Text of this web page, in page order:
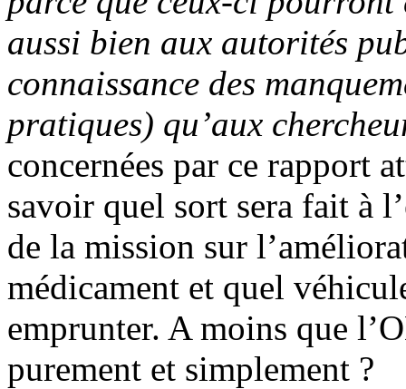
aussi bien aux autorités
connaissance des
pratiques) qu’aux
concernées par ce rapport
savoir quel sort sera fait à
de la mission sur
médicament et quel
emprunter. A moins que
purement et simplement ?